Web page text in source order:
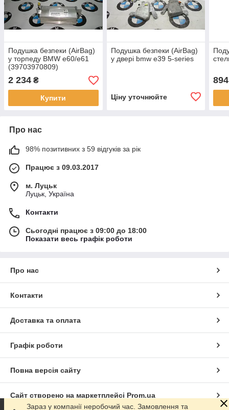
Подушка безпеки (AirBag)
у торпеду BMW e60/e61
(39703970809)
2 234 ₴
Купити
Подушка безпеки (AirBag)
у двері bmw e39 5-series
Ціну уточнюйте
894
Про нас
98% позитивних з 59 відгуків за рік
Працює з 09.03.2017
м. Луцьк
Луцьк, Україна
Контакти
Сьогодні працює з 09:00 до 18:00
Показати весь графік роботи
Про нас
Контакти
Доставка та оплата
Графік роботи
Повна версія сайту
Сайт створено на маркетплейсі Prom.ua
Зараз у компанії неробочий час. Замовлення та